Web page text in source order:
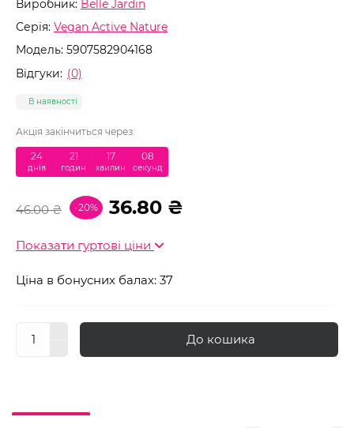
Виробник: Belle Jardin
Серія: Vegan Active Nature
Модель: 5907582904168
Відгуки: (0)
В наявності
Акція закінчиться через:
24
днів
21
годин
17
хвилин
08
секунд
46.00 ₴ -20% 36.80 ₴
Показати гуртові ціни
Ціна в бонусних балах: 37
До кошика